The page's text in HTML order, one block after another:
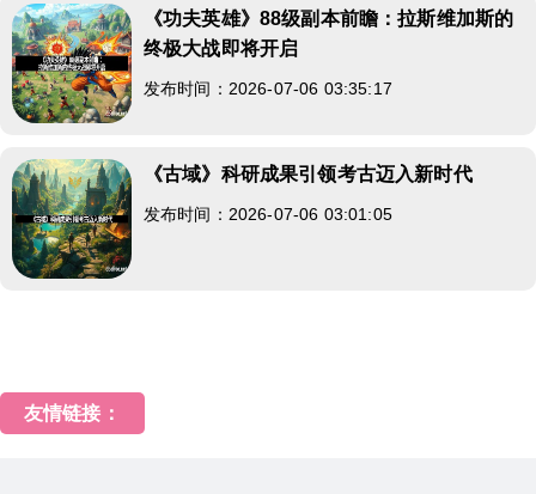
《功夫英雄》88级副本前瞻：拉斯维加斯的
终极大战即将开启
发布时间：2026-07-06 03:35:17
《古域》科研成果引领考古迈入新时代
发布时间：2026-07-06 03:01:05
友情链接：